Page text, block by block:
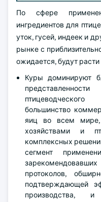
По сфере
ингредиентов для
уток, гусей, индеек и
рынке с
ожидается, будут расти
Куры доминируют
большинство
яиц во всем
хозяйствами и
комплексных
сегмент
протоколов,
подтверждающей
производства, и